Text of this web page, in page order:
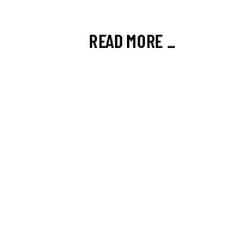
READ MORE _